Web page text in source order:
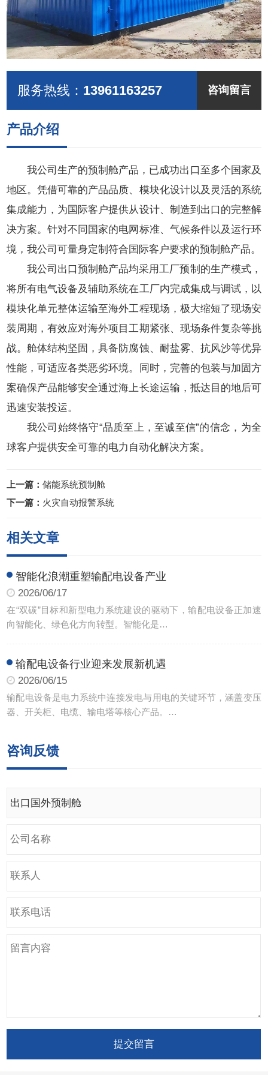
服务热线： 13961163257 咨询留言
产品介绍
我公司生产的预制舱产品，已成功出口至多个国家及
地区。凭借可靠的产品品质、模块化设计以及灵活的系统
集成能力，为国际客户提供从设计、制造到出口的完整解
决方案。针对不同国家的电网标准、气候条件以及运行环
境，我公司可量身定制符合国际客户要求的预制舱产品。
我公司出口预制舱产品均采用工厂预制的生产模式，
将所有电气设备及辅助系统在工厂内完成集成与调试，以
模块化单元整体运输至海外工程现场，极大缩短了现场安
装周期，有效应对海外项目工期紧张、现场条件复杂等挑
战。舱体结构坚固，具备防腐蚀、耐盐雾、抗风沙等优异
性能，可适应各类恶劣环境。同时，完善的包装与加固方
案确保产品能够安全通过海上长途运输，抵达目的地后可
迅速安装投运。
我公司始终恪守“品质至上，至诚至信”的信念，为全
球客户提供安全可靠的电力自动化解决方案。
上一篇：储能系统预制舱
下一篇： 火灾自动报警系统
相关文章
智能化浪潮重塑输配电设备产业
2026/06/17
在“双碳”目标和新型电力系统建设的驱动下，输配电设备正加速
向智能化、绿色化方向转型。智能化是…
输配电设备行业迎来发展新机遇
2026/06/15
输配电设备是电力系统中连接发电与用电的关键环节，涵盖变压
器、开关柜、电缆、输电塔等核心产品。…
咨询反馈